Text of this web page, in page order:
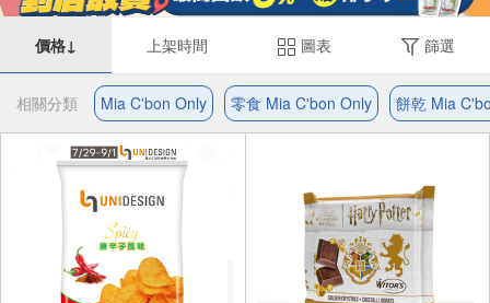
價格↓ 上架時間 圖表 篩選
相關分類 Mia C'bon Only 零食 Mia C'bon Only 餅乾 Mia